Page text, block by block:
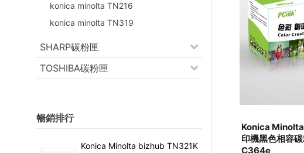
konica minolta TN216
konica minolta TN319
SHARP碳粉匣
TOSHIBA碳粉匣
暢銷排行
Konica Minolta bizhub TN321K
Konica
印機黑色相容
C364e